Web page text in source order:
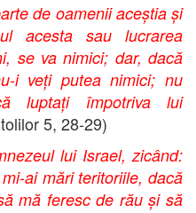
de oamenii aceștia și
acesta sau lucrarea
se va nimici; dar, dacă
i veți putea nimici; nu
luptați împotriva lui
5, 28-29)
lui Israel, zicând:
ai mări teritoriile, dacă
mă feresc de rău și să